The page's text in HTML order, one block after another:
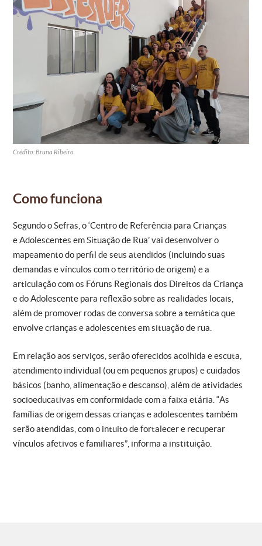
Crédito: Bruna Ribeiro
Como funciona
Segundo o Sefras, o ‘Centro de Referência para Crianças
e Adolescentes em Situação de Rua’ vai desenvolver o
mapeamento do perfil de seus atendidos (incluindo suas
demandas e vínculos com o território de origem) e a
articulação com os Fóruns Regionais dos Direitos da Criança
e do Adolescente para reflexão sobre as realidades locais,
além de promover rodas de conversa sobre a temática que
envolve crianças e adolescentes em situação de rua.
Em relação aos serviços, serão oferecidos acolhida e escuta,
atendimento individual (ou em pequenos grupos) e cuidados
básicos (banho, alimentação e descanso), além de atividades
socioeducativas em conformidade com a faixa etária. “As
famílias de origem dessas crianças e adolescentes também
serão atendidas, com o intuito de fortalecer e recuperar
vínculos afetivos e familiares”, informa a instituição.